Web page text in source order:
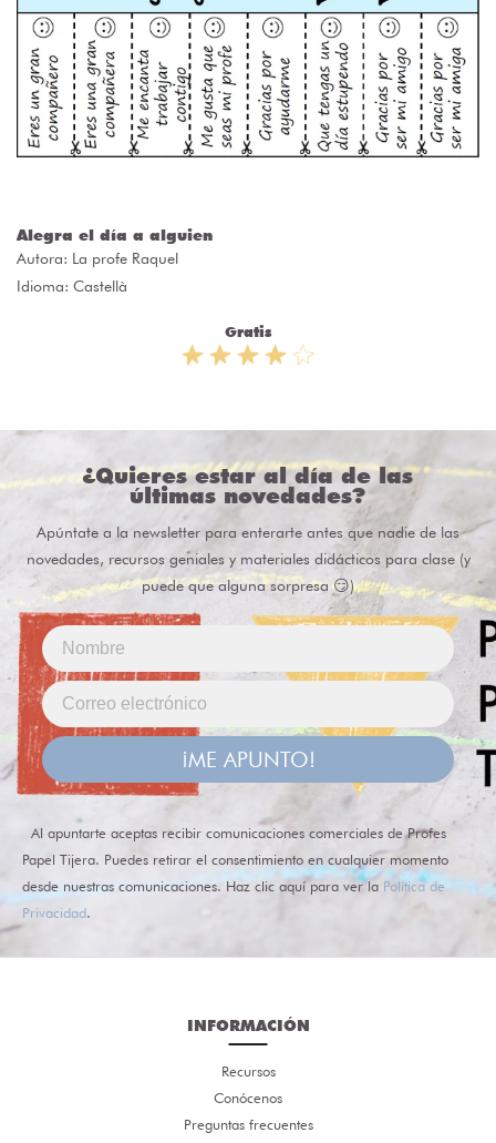
Alegra el día a alguien
Autora: La profe Raquel
Idioma: Castellà
Gratis
¿Quieres estar al día de las
últimas novedades?
Apúntate a la newsletter para enterarte antes que nadie de las
novedades, recursos geniales y materiales didácticos para clase (y
puede que alguna sorpresa 😏)
¡ME APUNTO!
Al apuntarte aceptas recibir comunicaciones comerciales de Profes
Papel Tijera. Puedes retirar el consentimiento en cualquier momento
desde nuestras comunicaciones. Haz clic aquí para ver la Política de
Privacidad.
INFORMACIÓN
Recursos
Conócenos
Preguntas frecuentes